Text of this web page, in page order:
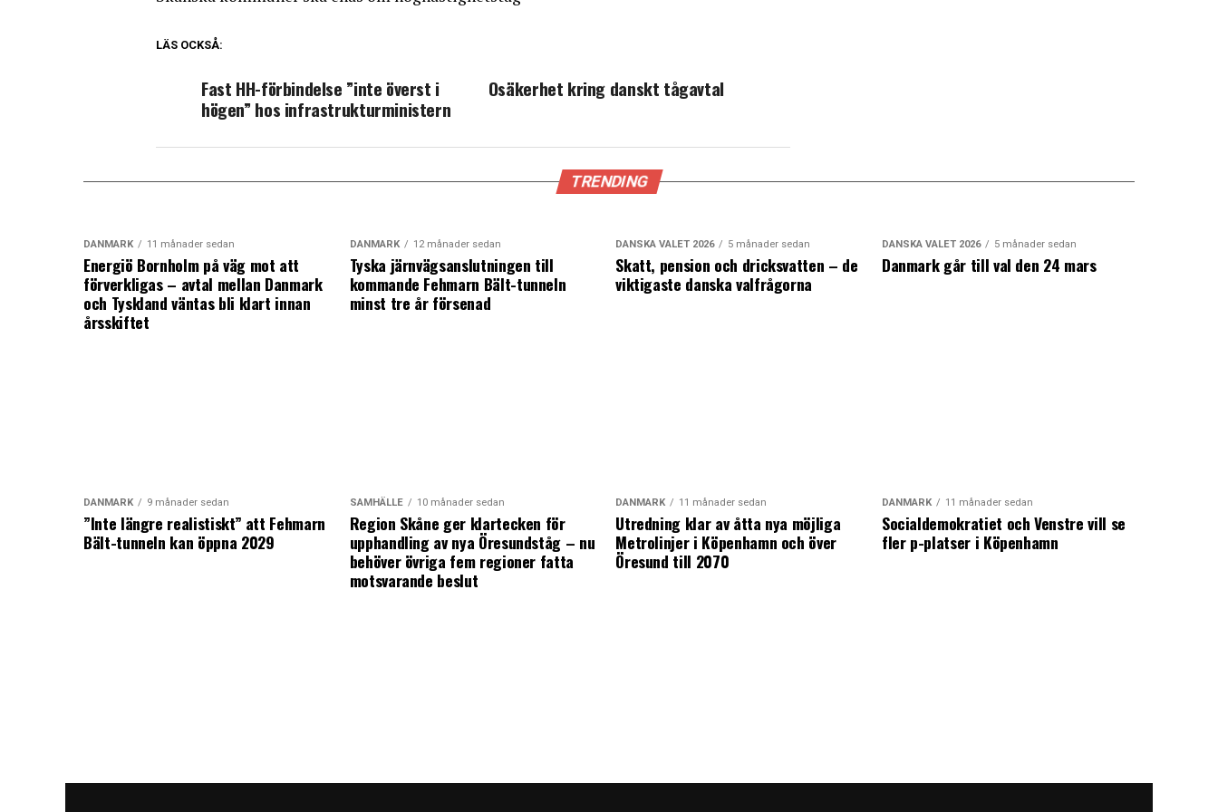
LÄS OCKSÅ:
Osäkerhet kring danskt tågavtal
Fast HH-förbindelse ”inte överst i
högen” hos infrastrukturministern
TRENDING
DANMARK 11 månader sedan
Energiö Bornholm på väg mot att
förverkligas – avtal mellan Danmark
och Tyskland väntas bli klart innan
årsskiftet
DANMARK 12 månader sedan
Tyska järnvägsanslutningen till
kommande Fehmarn Bält-tunneln
minst tre år försenad
DANSKA VALET 2026 5 månader sedan
Skatt, pension och dricksvatten – de
viktigaste danska valfrågorna
DANSKA VALET 2026 5 månader sedan
Danmark går till val den 24 mars
DANMARK 9 månader sedan
”Inte längre realistiskt” att Fehmarn
Bält-tunneln kan öppna 2029
SAMHÄLLE 10 månader sedan
Region Skåne ger klartecken för
upphandling av nya Öresundståg – nu
behöver övriga fem regioner fatta
motsvarande beslut
DANMARK 11 månader sedan
Utredning klar av åtta nya möjliga
Metrolinjer i Köpenhamn och över
Öresund till 2070
DANMARK 11 månader sedan
Socialdemokratiet och Venstre vill se
fler p-platser i Köpenhamn